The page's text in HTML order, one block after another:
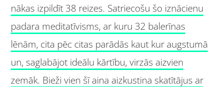
nākas izpildīt 38 reizes. Satriecošu šo iznācienu
padara meditatīvisms, ar kuru 32 balerīnas
lēnām, cita pēc citas parādās kaut kur augstumā
un, saglabājot ideālu kārtību, virzās aizvien
zemāk. Bieži vien šī aina aizkustina skatītājus ar